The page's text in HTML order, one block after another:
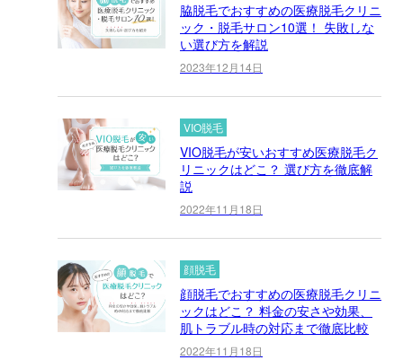
脇脱毛でおすすめの医療脱毛クリニ
ック・脱毛サロン10選！ 失敗しな
い選び方を解説
2023年12月14日
VIO脱毛
VIO脱毛が安いおすすめ医療脱毛ク
リニックはどこ？ 選び方を徹底解
説
2022年11月18日
顔脱毛
顔脱毛でおすすめの医療脱毛クリニ
ックはどこ？ 料金の安さや効果、
肌トラブル時の対応まで徹底比較
2022年11月18日